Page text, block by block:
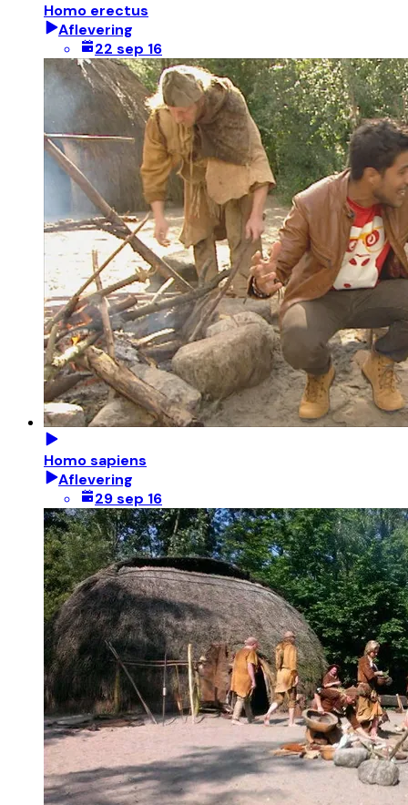
Homo erectus
Aflevering
22 sep 16
Homo sapiens
Aflevering
29 sep 16